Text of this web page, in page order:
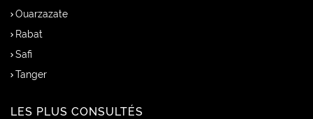
Ouarzazate
Rabat
Safi
Tanger
LES PLUS CONSULTÉS